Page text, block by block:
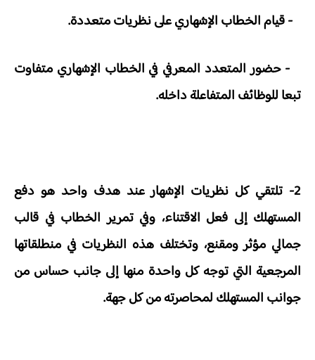
- قيام الخطاب الإشهاري على نظريات متعددة.
- حضور المتعدد المعرفي في الخطاب الإشهاري متفاوت
تبعا للوظائف المتفاعلة داخله.
2- تلتقي كل نظريات الإشهار عند هدف واحد هو دفع
المستهلك إلى فعل الاقتناء، وفي تمرير الخطاب في قالب
جمالي مؤثر ومقنع، وتختلف هذه النظريات في منطلقاتها
المرجعية التي توجه كل واحدة منها إلى جانب حساس من
جوانب المستهلك لمحاصرته من كل جهة.